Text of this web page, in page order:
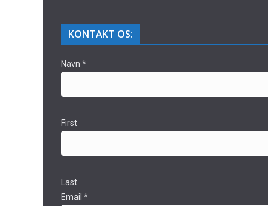
KONTAKT OS:
Navn *
First
Last
Email *